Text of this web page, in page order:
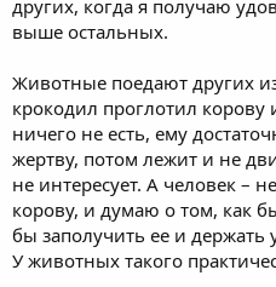
других, когда я получаю
выше остальных.
Животные поедают других
крокодил проглотил корову
ничего не есть, ему
жертву, потом лежит и не
не интересует. А человек –
корову, и думаю о том, как
бы заполучить ее и держать
У животных такого